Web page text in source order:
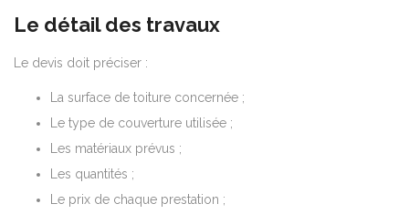
Le détail des travaux
Le devis doit préciser :
La surface de toiture concernée ;
Le type de couverture utilisée ;
Les matériaux prévus ;
Les quantités ;
Le prix de chaque prestation ;